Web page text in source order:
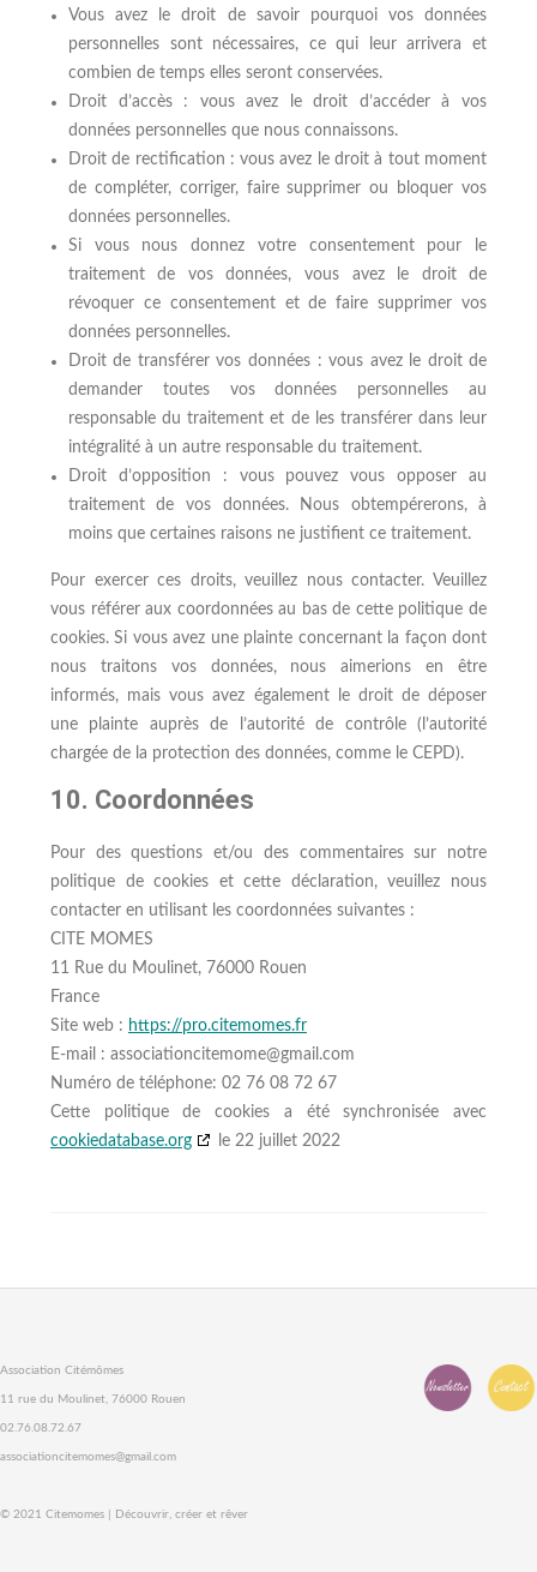
Vous avez le droit de savoir pourquoi vos données
personnelles sont nécessaires, ce qui leur arrivera et
combien de temps elles seront conservées.
Droit d’accès : vous avez le droit d’accéder à vos
données personnelles que nous connaissons.
Droit de rectification : vous avez le droit à tout moment
de compléter, corriger, faire supprimer ou bloquer vos
données personnelles.
Si vous nous donnez votre consentement pour le
traitement de vos données, vous avez le droit de
révoquer ce consentement et de faire supprimer vos
données personnelles.
Droit de transférer vos données : vous avez le droit de
demander toutes vos données personnelles au
responsable du traitement et de les transférer dans leur
intégralité à un autre responsable du traitement.
Droit d’opposition : vous pouvez vous opposer au
traitement de vos données. Nous obtempérerons, à
moins que certaines raisons ne justifient ce traitement.
Pour exercer ces droits, veuillez nous contacter. Veuillez
vous référer aux coordonnées au bas de cette politique de
cookies. Si vous avez une plainte concernant la façon dont
nous traitons vos données, nous aimerions en être
informés, mais vous avez également le droit de déposer
une plainte auprès de l’autorité de contrôle (l’autorité
chargée de la protection des données, comme le CEPD).
10. Coordonnées
Pour des questions et/ou des commentaires sur notre
politique de cookies et cette déclaration, veuillez nous
contacter en utilisant les coordonnées suivantes :
CITE MOMES
11 Rue du Moulinet, 76000 Rouen
France
Site web : https://pro.citemomes.fr
E-mail : moc.liamg@emometicnoitaicossa
Numéro de téléphone: 02 76 08 72 67
Cette politique de cookies a été synchronisée avec
cookiedatabase.org
le 22 juillet 2022
Association Citémômes
11 rue du Moulinet, 76000 Rouen
02.76.08.72.67
associationcitemomes@gmail.com
© 2021 Citemomes | Découvrir, créer et rêver